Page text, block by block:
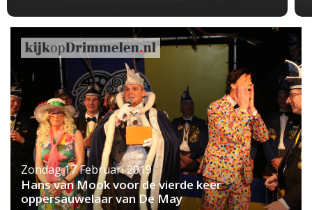
Zondag 17 Februari 2019
Hans van Mook voor de vierde keer
oppersauwelaar van De May